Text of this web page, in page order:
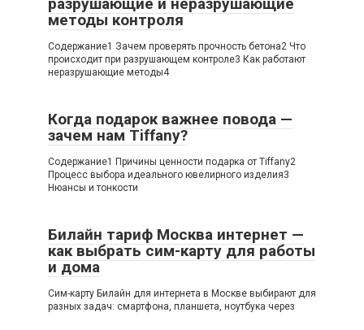
разрушающие и неразрушающие
методы контроля
Содержание1 Зачем проверять прочность бетона2 Что
происходит при разрушающем контроле3 Как работают
неразрушающие методы4
Когда подарок важнее повода —
зачем нам Tiffany?
Содержание1 Причины ценности подарка от Tiffany2
Процесс выбора идеального ювелирного изделия3
Нюансы и тонкости
Билайн тариф Москва интернет —
как выбрать сим-карту для работы
и дома
Сим-карту Билайн для интернета в Москве выбирают для
разных задач: смартфона, планшета, ноутбука через